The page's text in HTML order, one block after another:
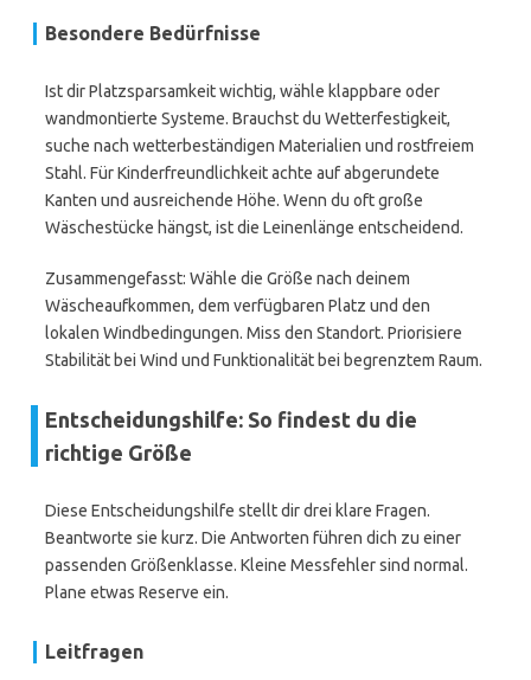
Besondere Bedürfnisse
Ist dir Platzsparsamkeit wichtig, wähle klappbare oder
wandmontierte Systeme. Brauchst du Wetterfestigkeit,
suche nach wetterbeständigen Materialien und rostfreiem
Stahl. Für Kinderfreundlichkeit achte auf abgerundete
Kanten und ausreichende Höhe. Wenn du oft große
Wäschestücke hängst, ist die Leinenlänge entscheidend.
Zusammengefasst: Wähle die Größe nach deinem
Wäscheaufkommen, dem verfügbaren Platz und den
lokalen Windbedingungen. Miss den Standort. Priorisiere
Stabilität bei Wind und Funktionalität bei begrenztem Raum.
Entscheidungshilfe: So findest du die
richtige Größe
Diese Entscheidungshilfe stellt dir drei klare Fragen.
Beantworte sie kurz. Die Antworten führen dich zu einer
passenden Größenklasse. Kleine Messfehler sind normal.
Plane etwas Reserve ein.
Leitfragen